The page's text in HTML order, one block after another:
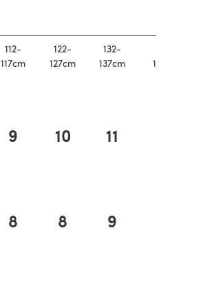
112-
117cm
122-
127cm
132-
137cm
147cm
9 10 11
8 8 9